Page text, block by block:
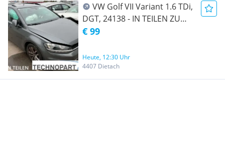
VW Golf VII Variant 1.6 TDi,
DGT, 24138 - IN TEILEN ZU
VERKAUFEN
€ 99
Heute, 12:30 Uhr
4407 Dietach